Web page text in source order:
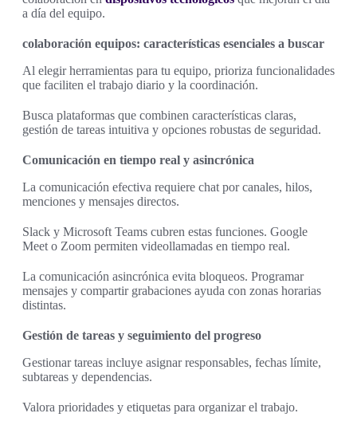
a día del equipo.
colaboración equipos: características esenciales a buscar
Al elegir herramientas para tu equipo, prioriza funcionalidades
que faciliten el trabajo diario y la coordinación.
Busca plataformas que combinen características claras,
gestión de tareas intuitiva y opciones robustas de seguridad.
Comunicación en tiempo real y asincrónica
La comunicación efectiva requiere chat por canales, hilos,
menciones y mensajes directos.
Slack y Microsoft Teams cubren estas funciones. Google
Meet o Zoom permiten videollamadas en tiempo real.
La comunicación asincrónica evita bloqueos. Programar
mensajes y compartir grabaciones ayuda con zonas horarias
distintas.
Gestión de tareas y seguimiento del progreso
Gestionar tareas incluye asignar responsables, fechas límite,
subtareas y dependencias.
Valora prioridades y etiquetas para organizar el trabajo.